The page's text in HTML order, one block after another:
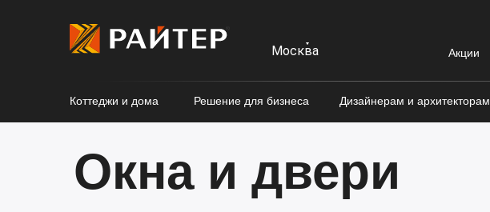
Дизайнерам и архитекторам
Коттеджи и дома Решение для бизнеса
Акции
Москва
Окна и двери